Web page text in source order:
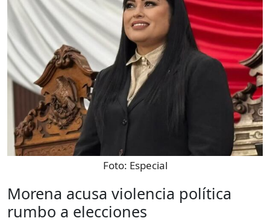
Foto: Especial
Morena acusa violencia política
rumbo a elecciones